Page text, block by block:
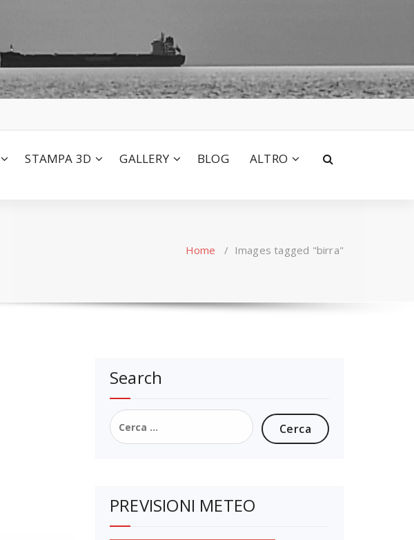
STAMPA 3D GALLERY BLOG ALTRO
Home / Images tagged "birra"
Search
Ricerca
per:
PREVISIONI METEO